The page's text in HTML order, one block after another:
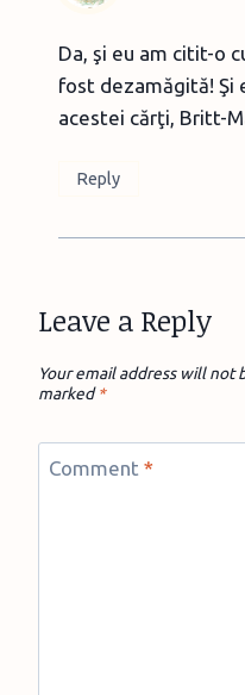
Da, şi eu am citit-o
fost dezamăgită! Şi
acestei cărţi, Britt-
Reply
Leave a Reply
Your email address will not
marked*
Comment *